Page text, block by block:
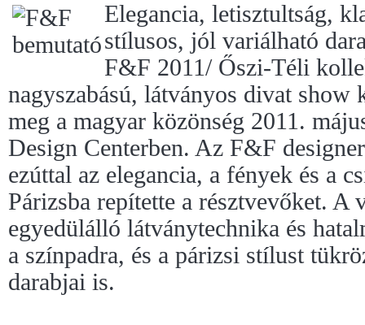
Elegancia, letisztultság,
stílusos, jól variálható
F&F 2011/ Őszi-Téli
nagyszabású, látványos divat show
meg a magyar közönség 2011.
Design Centerben. Az F&F
ezúttal az elegancia, a fények és a
Párizsba repítette a résztvevőket. A
egyedülálló látványtechnika és
a színpadra, és a párizsi stílust
darabjai is.